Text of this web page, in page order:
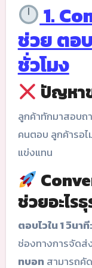
1.
ช่วย ตอ
ชั่วโมง
ปัญหา
ลูกค้าทักมาสอบถ
คนตอบ ลูกค้ารอไ
แข่งแทน
ช่วยอะไร
ตอบไวใน 1 วินาที:
ช่องทางการจัดส่
ทบอทสามารถคั